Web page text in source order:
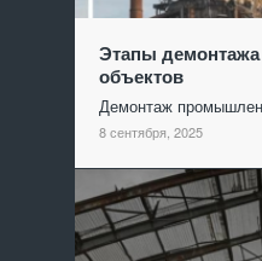
Этапы
объектов
Демонтаж
8 сентября, 2025